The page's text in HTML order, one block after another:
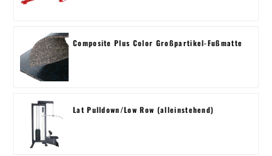
Composite Plus Color Großpartikel-Fußmatte
Lat Pulldown/Low Row (alleinstehend)